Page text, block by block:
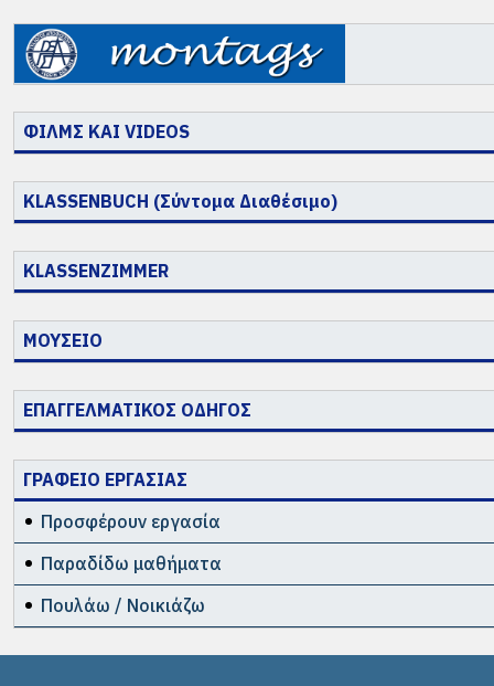
ΦΙΛΜΣ ΚΑΙ VIDEOS
KLASSENBUCH (Σύντομα Διαθέσιμο)
KLASSENZIMMER
ΜΟΥΣΕΙΟ
ΕΠΑΓΓΕΛΜΑΤΙΚΟΣ ΟΔΗΓΟΣ
ΓΡΑΦΕΙΟ ΕΡΓΑΣΙΑΣ
Προσφέρουν εργασία
Παραδίδω μαθήματα
Πουλάω / Νοικιάζω